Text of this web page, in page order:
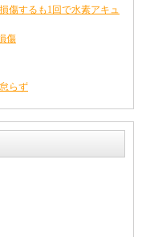
傷するも1回で水素アキュ
傷
らず